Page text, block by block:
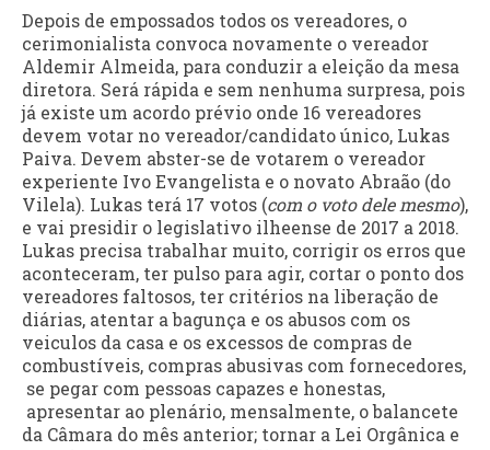
Depois de empossados todos os vereadores, o
cerimonialista convoca novamente o vereador
Aldemir Almeida, para conduzir a eleição da mesa
diretora. Será rápida e sem nenhuma surpresa, pois
já existe um acordo prévio onde 16 vereadores
devem votar no vereador/candidato único, Lukas
Paiva. Devem abster-se de votarem o vereador
experiente Ivo Evangelista e o novato Abraão (do
Vilela). Lukas terá 17 votos (com o voto dele mesmo),
e vai presidir o legislativo ilheense de 2017 a 2018.
Lukas precisa trabalhar muito, corrigir os erros que
aconteceram, ter pulso para agir, cortar o ponto dos
vereadores faltosos, ter critérios na liberação de
diárias, atentar a bagunça e os abusos com os
veiculos da casa e os excessos de compras de
combustíveis, compras abusivas com fornecedores,
se pegar com pessoas capazes e honestas,
apresentar ao plenário, mensalmente, o balancete
da Câmara do mês anterior; tornar a Lei Orgânica e